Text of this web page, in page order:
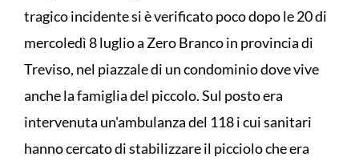
tragico incidente si è verificato poco dopo le 20 di
mercoledì 8 luglio a Zero Branco in provincia di
Treviso, nel piazzale di un condominio dove vive
anche la famiglia del piccolo. Sul posto era
intervenuta un'ambulanza del 118 i cui sanitari
hanno cercato di stabilizzare il picciolo che era